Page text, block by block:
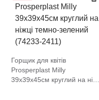
Горщик для квітів
Prosperplast Milly
39х39х45см круглий на ніжці